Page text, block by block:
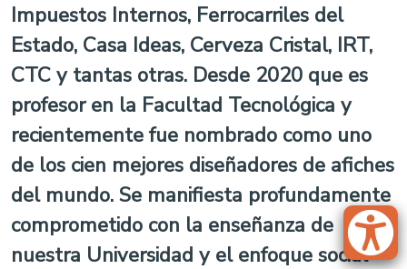
Impuestos Internos, Ferrocarriles del
Estado, Casa Ideas, Cerveza Cristal, IRT,
CTC y tantas otras. Desde 2020 que es
profesor en la Facultad Tecnológica y
recientemente fue nombrado como uno
de los cien mejores diseñadores de afiches
del mundo. Se manifiesta profundamente
comprometido con la enseñanza de
nuestra Universidad y el enfoque social